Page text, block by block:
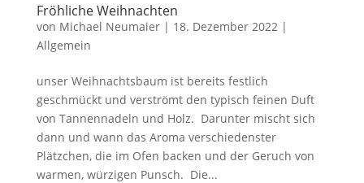
Fröhliche Weihnachten
von Michael Neumaier| 18. Dezember 2022 |
Allgemein
unser Weihnachtsbaum ist bereits festlich
geschmückt und verströmt den typisch feinen Duft
von Tannennadeln und Holz. Darunter mischt sich
dann und wann das Aroma verschiedenster
Plätzchen, die im Ofen backen und der Geruch von
warmen, würzigen Punsch. Die...